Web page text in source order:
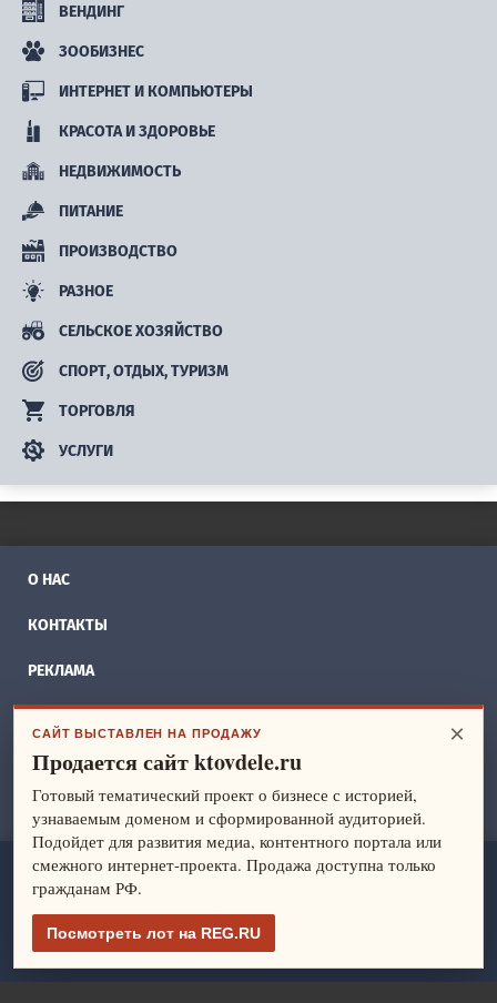
ВЕНДИНГ
ЗООБИЗНЕС
ИНТЕРНЕТ И КОМПЬЮТЕРЫ
КРАСОТА И ЗДОРОВЬЕ
НЕДВИЖИМОСТЬ
ПИТАНИЕ
ПРОИЗВОДСТВО
РАЗНОЕ
СЕЛЬСКОЕ ХОЗЯЙСТВО
СПОРТ, ОТДЫХ, ТУРИЗМ
ТОРГОВЛЯ
УСЛУГИ
О НАС
КОНТАКТЫ
РЕКЛАМА
СПРАВОЧНИК
ФРАНШИЗЫ
ktovdele.ru — идеи и ведение бизнеса. Все права защищены.
Политика конфиденциальности
×
САЙТ ВЫСТАВЛЕН НА ПРОДАЖУ
Продается сайт ktovdele.ru
Готовый тематический проект о бизнесе с историей,
узнаваемым доменом и сформированной аудиторией.
Подойдет для развития медиа, контентного портала или
смежного интернет-проекта. Продажа доступна только
гражданам РФ.
Посмотреть лот на REG.RU